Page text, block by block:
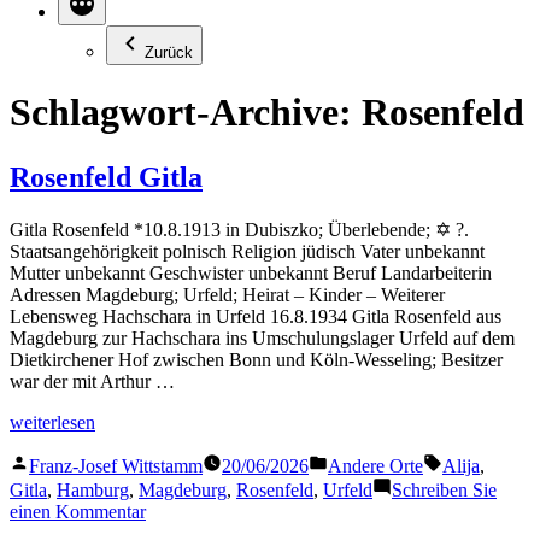
Zurück
Schlagwort-Archive: Rosenfeld
Rosenfeld Gitla
Gitla Rosenfeld *10.8.1913 in Dubiszko; Überlebende; ✡ ?.
Staatsangehörigkeit polnisch Religion jüdisch Vater unbekannt
Mutter unbekannt Geschwister unbekannt Beruf Landarbeiterin
Adressen Magdeburg; Urfeld; Heirat – Kinder – Weiterer
Lebensweg Hachschara in Urfeld 16.8.1934 Gitla Rosenfeld aus
Magdeburg zur Hachschara ins Umschulungslager Urfeld auf dem
Dietkirchener Hof zwischen Bonn und Köln-Wesseling; Besitzer
war der mit Arthur …
„Rosenfeld
weiterlesen
Veröffentlicht
von
Franz-Josef Wittstamm 20/06/2026
Veröffentlicht
in
Andere Orte Alija,
Gitla, Hamburg, Magdeburg, Rosenfeld, Urfeld
Schreiben Sie
einen Kommentarzu